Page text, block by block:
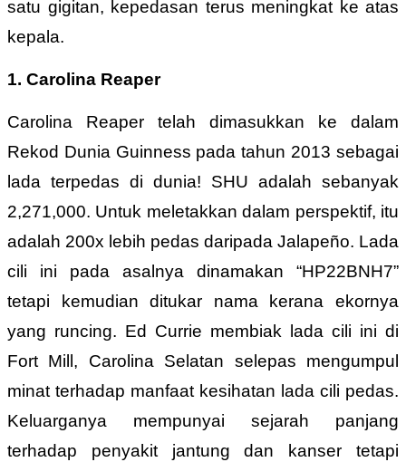
satu gigitan, kepedasan terus meningkat ke atas
kepala.
1. Carolina Reaper
Carolina Reaper telah dimasukkan ke dalam
Rekod Dunia Guinness pada tahun 2013 sebagai
lada terpedas di dunia! SHU adalah sebanyak
2,271,000. Untuk meletakkan dalam perspektif, itu
adalah 200x lebih pedas daripada Jalapeño. Lada
cili ini pada asalnya dinamakan “HP22BNH7”
tetapi kemudian ditukar nama kerana ekornya
yang runcing. Ed Currie membiak lada cili ini di
Fort Mill, Carolina Selatan selepas mengumpul
minat terhadap manfaat kesihatan lada cili pedas.
Keluarganya mempunyai sejarah panjang
terhadap penyakit jantung dan kanser tetapi